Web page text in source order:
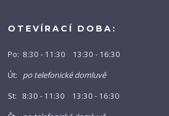
OTEVÍRACÍ DOBA:
Po: 8:30 - 11:30 13:30 - 16:30
Út: po telefonické domluvě
St: 8:30 - 11:30 13:30 - 16:30